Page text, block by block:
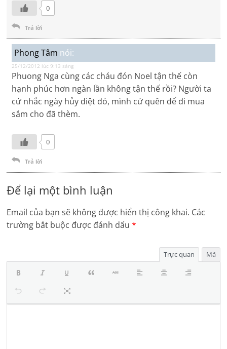
0
Trả lời
Phong Tâm nói:
25/12/2012 lúc 9:13 sáng
Phuong Nga cùng các cháu đón Noel tận thế còn
hạnh phúc hơn ngàn lần không tận thế rồi? Người ta
cứ nhắc ngày hủy diệt đó, mình cứ quên để đi mua
sắm cho đã thèm.
0
Trả lời
Để lại một bình luận
Email của bạn sẽ không được hiển thị công khai. Các
trường bắt buộc được đánh dấu*
Trực quan Mã